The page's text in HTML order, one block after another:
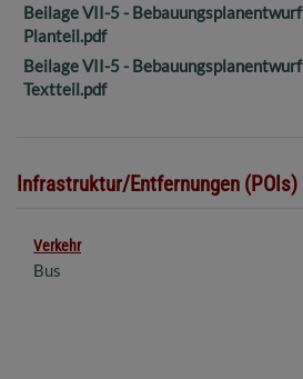
Beilage VII-5 - Bebauungsplanentwurf
Planteil.pdf
Beilage VII-5 - Bebauungsplanentwurf
Textteil.pdf
Infrastruktur/Entfernungen (POIs)
Verkehr
Bus